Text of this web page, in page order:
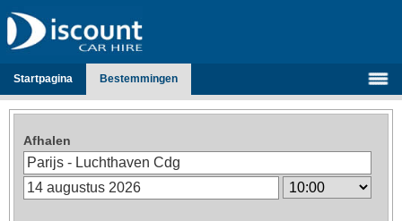
Startpagina Bestemmingen
Afhalen